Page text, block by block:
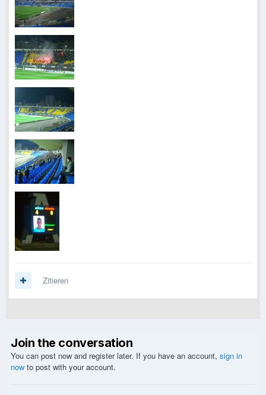
Zitieren
Join the conversation
You can post now and register later. If you have an account, sign in
now to post with your account.